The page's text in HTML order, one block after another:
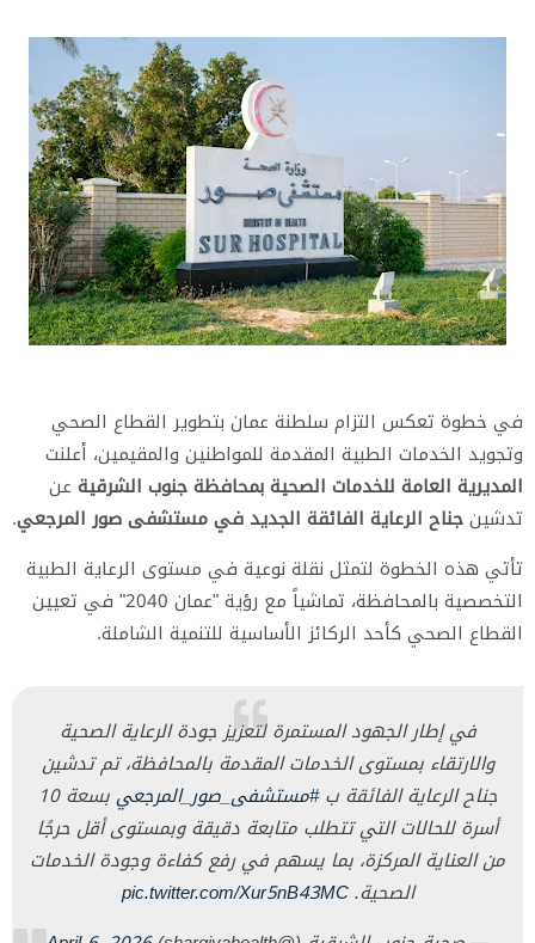
في خطوة تعكس التزام سلطنة عمان بتطوير القطاع الصحي
وتجويد الخدمات الطبية المقدمة للمواطنين والمقيمين، أعلنت
المديرية العامة للخدمات الصحية بمحافظة جنوب الشرقية عن
تدشينجناح الرعاية الفائقة الجديد في مستشفى صور المرجعي.
​تأتي هذه الخطوة لتمثل نقلة نوعية في مستوى الرعاية الطبية
التخصصية بالمحافظة، تماشياً مع رؤية "عمان 2040" في تعيين
القطاع الصحي كأحد الركائز الأساسية للتنمية الشاملة.
في إطار الجهود المستمرة لتعزيز جودة الرعاية الصحية
والارتقاء بمستوى الخدمات المقدمة بالمحافظة، تم تدشين
جناح الرعاية الفائقة ب#مستشفى_صور_المرجعي
بسعة 10
أسرة للحالات التي تتطلب متابعة دقيقة وبمستوى أقل حرجًا
من العناية المركزة، بما يسهم في رفع كفاءة وجودة الخدمات
الصحية.pic.twitter.com/Xur5nB43MC